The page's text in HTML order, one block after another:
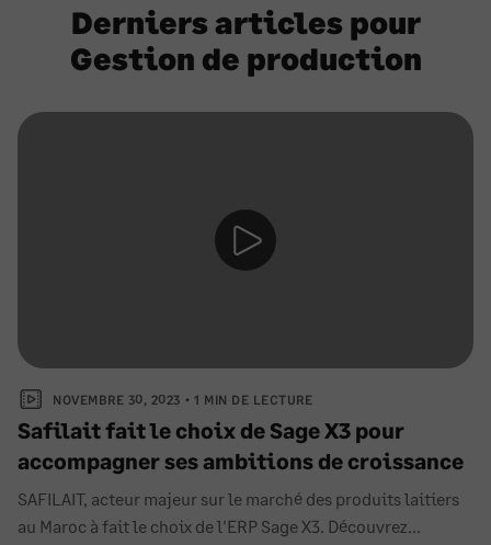
Derniers articles pour
Gestion de production
NOVEMBRE 30, 2023 1 MIN DE LECTURE
Safilait fait le choix de Sage X3 pour
accompagner ses ambitions de croissance
SAFILAIT, acteur majeur sur le marché des produits laitiers
au Maroc à fait le choix de l'ERP Sage X3. Découvrez...